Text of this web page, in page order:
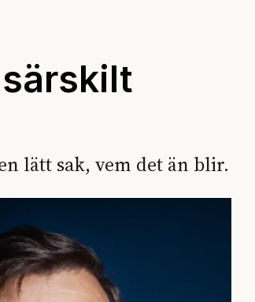
lätt sak, vem det än blir.